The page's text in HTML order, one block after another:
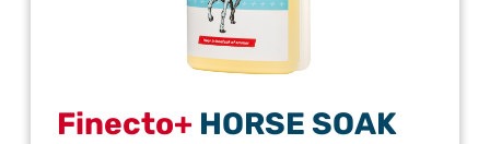
Finecto+ HORSE SOAK